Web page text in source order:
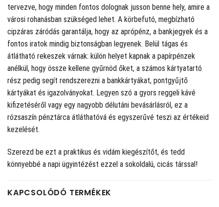
tervezve, hogy minden fontos dolognak jusson benne hely, amire a
városi rohanásban szükséged lehet. A körbefutó, megbízható
cipzáras záródás garantálja, hogy az aprópénz, a bankjegyek és a
fontos iratok mindig biztonságban legyenek. Belül tágas és
átlátható rekeszek várnak: külön helyet kapnak a papírpénzek
anélkül, hogy össze kellene gyűrnöd őket, a számos kártyatartó
rész pedig segít rendszerezni a bankkártyákat, pontgyűjtő
kártyákat és igazolványokat. Legyen szó a gyors reggeli kávé
kifizetéséről vagy egy nagyobb délutáni bevásárlásról, ez a
rózsaszín pénztárca átláthatóvá és egyszerűvé teszi az értékeid
kezelését.
Szerezd be ezt a praktikus és vidám kiegészítőt, és tedd
könnyebbé a napi ügyintézést ezzel a sokoldalú, cicás társsal!
KAPCSOLÓDÓ TERMÉKEK